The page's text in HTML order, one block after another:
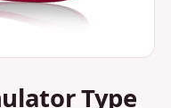
Type